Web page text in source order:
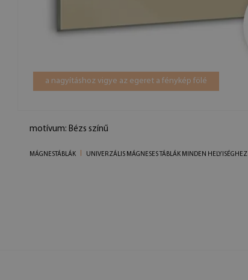
a nagyításhoz vigye az egeret a fénykép fölé
motívum: Bézs színű
MÁGNESTÁBLÁK UNIVERZÁLIS MÁGNESES TÁBLÁK MINDEN HELYISÉGHEZ